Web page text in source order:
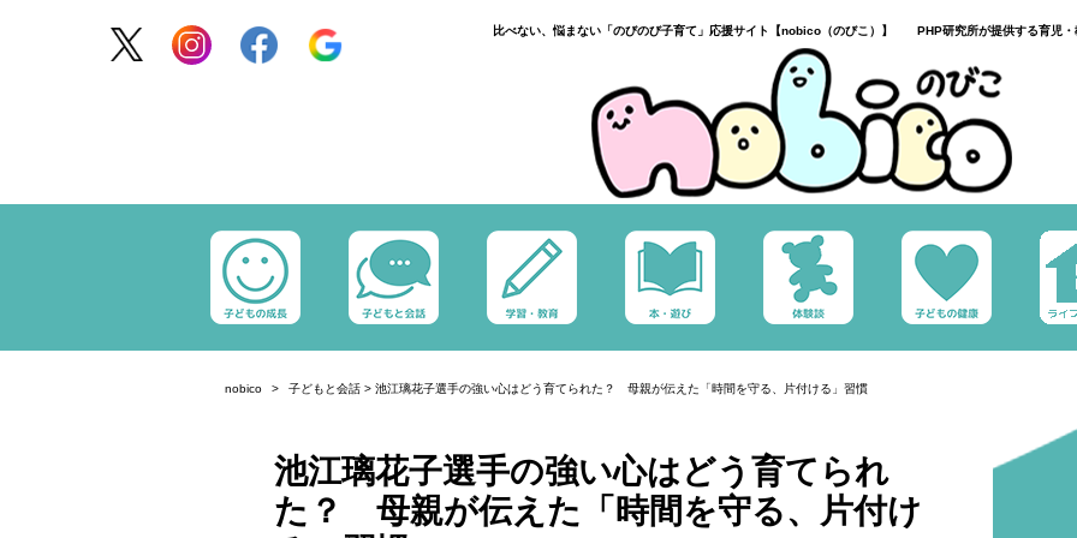
比べない、悩まない「のびのび子育て」応援サイト【nobico（のびこ）】 PHP研究所が提供する育児・
nobico 子どもと会話 > 池江璃花子選手の強い心はどう育てられた？ 母親が伝えた「時間を守る、片付ける」習慣
池江璃花子選手の強い心はどう育てられ
た？ 母親が伝えた「時間を守る、片付け